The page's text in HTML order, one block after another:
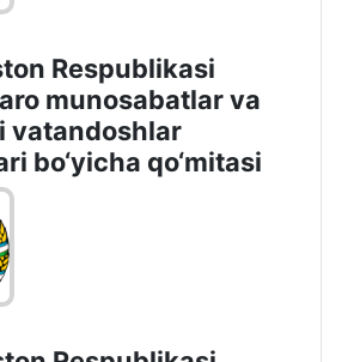
Respublikasi
munosabatlar va
vatandoshlar
bo‘yicha qo‘mitasi